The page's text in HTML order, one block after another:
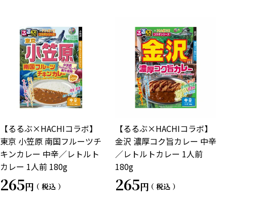
【るるぶ×HACHIコラボ】
東京 小笠原 南国フルーツチ
キンカレー 中辛／レトルト
カレー 1人前 180g
265 税込
【るるぶ×HACHIコラボ】
金沢 濃厚コク旨カレー 中辛
／レトルトカレー 1人前
180g
265 税込